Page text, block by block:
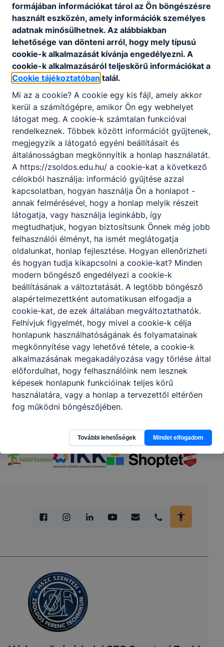
Fax: +36-63-562-335
Központi ügyfélszolgálat: +36-63-562-335
E-mail cím : zsoldosf@zsoldos.edu.hu
Székhely:6600 Szentes, Szent Imre herceg
u. 1.
Postacím:6600 Szentes, Szent Imre herceg
u. 1.
OM azonosító : 203039/008
Partnereink
formájában információkat tárol az Ön böngészésre
használt eszközén, amely információk személyes
adatnak minősülhetnek. Az alábbiakban
lehetősége van dönteni arról, hogy mely típusú
cookie-k alkalmazását kívánja engedélyezni. A
cookie-k alkalmazásáról teljeskörű információkat a
Cookie tájékoztatóban talál.
Mi az a cookie? A cookie egy kis fájl, amely akkor
kerül a számítógépre, amikor Ön egy webhelyet
látogat meg. A cookie-k számtalan funkcióval
rendelkeznek. Többek között információt gyűjtenek,
megjegyzik a látogató egyéni beállításait és
általánosságban megkönnyítik a honlap használatát.
A https://zsoldos.edu.hu/ a cookie-kat a következő
célokból használja: információ gyűjtése azzal
kapcsolatban, hogyan használja Ön a honlapot -
annak felmérésével, hogy a honlap melyik részeit
látogatja, vagy használja leginkább, így
megtudhatjuk, hogyan biztosítsunk Önnek még jobb
felhasználói élményt, ha ismét meglátogatja
oldalunkat, honlap fejlesztése. Hogyan ellenőrizheti
és hogyan tudja kikapcsolni a cookie-kat? Minden
modern böngésző engedélyezi a cookie-k
beállításának a változtatását. A legtöbb böngésző
alapértelmezettként automatikusan elfogadja a
cookie-kat, de ezek általában megváltoztathatók.
Felhívjuk figyelmét, hogy mivel a cookie-k célja
honlapunk használhatóságának és folyamatainak
megkönnyítése vagy lehetővé tétele, a cookie-k
alkalmazásának megakadályozása vagy törlése által
előfordulhat, hogy felhasználóink nem lesznek
képesek honlapunk funkcióinak teljes körű
használatára, vagy a honlap a tervezettől eltérően
fog működni böngészőjében.
További lehetőségek Mindet elfogadom